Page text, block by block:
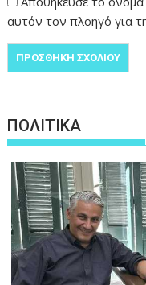
αυτόν τον πλοηγό για
ΠΟΛΙΤΙΚΑ